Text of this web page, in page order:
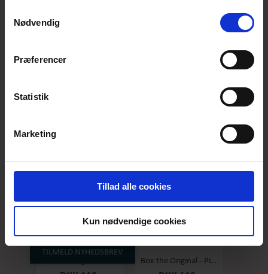
Nødvendig
Præferencer
Statistik
Marketing
Tillad alle cookies
Kun nødvendige cookies
Box the Original - Pineapple/coconut - Stor
TILMELD NYHEDSBREV